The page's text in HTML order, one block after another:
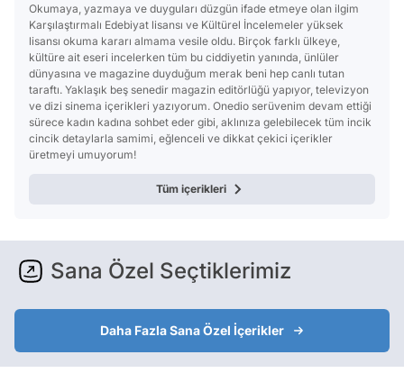
Okumaya, yazmaya ve duyguları düzgün ifade etmeye olan ilgim
Karşılaştırmalı Edebiyat lisansı ve Kültürel İncelemeler yüksek
lisansı okuma kararı almama vesile oldu. Birçok farklı ülkeye,
kültüre ait eseri incelerken tüm bu ciddiyetin yanında, ünlüler
dünyasına ve magazine duyduğum merak beni hep canlı tutan
taraftı. Yaklaşık beş senedir magazin editörlüğü yapıyor, televizyon
ve dizi sinema içerikleri yazıyorum. Onedio serüvenim devam ettiği
sürece kadın kadına sohbet eder gibi, aklınıza gelebilecek tüm incik
cincik detaylarla samimi, eğlenceli ve dikkat çekici içerikler
üretmeyi umuyorum!
Tüm içerikleri
Sana Özel Seçtiklerimiz
Daha Fazla Sana Özel İçerikler